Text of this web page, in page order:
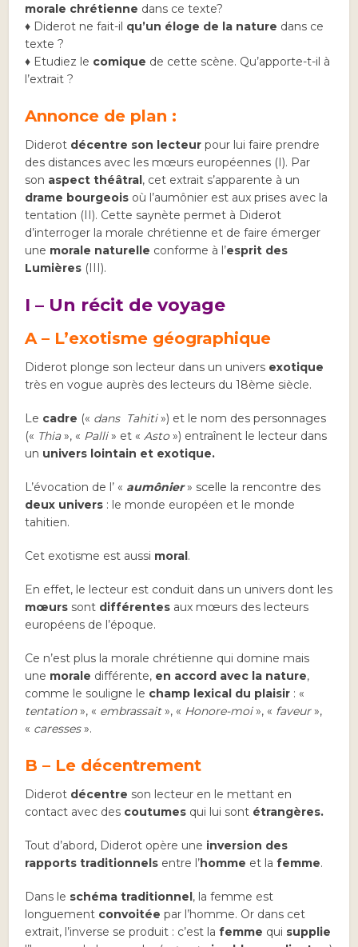
morale chrétienne dans ce texte?
♦ Diderot ne fait-il qu’un éloge de la nature dans ce
texte ?
♦ Etudiez le comique de cette scène. Qu’apporte-t-il à
l’extrait ?
Annonce de plan :
Diderot décentre son lecteur pour lui faire prendre
des distances avec les mœurs européennes (I). Par
son aspect théâtral, cet extrait s’apparente à un
drame bourgeois où l’aumônier est aux prises avec la
tentation (II). Cette saynète permet à Diderot
d’interroger la morale chrétienne et de faire émerger
une morale naturelle conforme à l’esprit des
Lumières (III).
I – Un récit de voyage
A – L’exotisme géographique
Diderot plonge son lecteur dans un univers exotique
très en vogue auprès des lecteurs du 18ème siècle.
Le cadre (« dans Tahiti») et le nom des personnages
(« Thia», « Palli» et «Asto») entraînent le lecteur dans
un univers lointain et exotique.
L’évocation de l’ « aumônier » scelle la rencontre des
deux univers : le monde européen et le monde
tahitien.
Cet exotisme est aussi moral.
En effet, le lecteur est conduit dans un univers dont les
mœurs sont différentes aux mœurs des lecteurs
européens de l’époque.
Ce n’est plus la morale chrétienne qui domine mais
une morale différente, en accord avec la nature,
comme le souligne le champ lexical du plaisir : «
tentation», « embrassait», « Honore-moi», « faveur»,
« caresses».
B – Le décentrement
Diderot décentre son lecteur en le mettant en
contact avec des coutumes qui lui sont étrangères.
Tout d’abord, Diderot opère une inversion des
rapports traditionnels entre l’homme et lafemme.
Dans le schéma traditionnel, la femme est
longuement convoitée par l’homme. Or dans cet
extrait, l’inverse se produit : c’est lafemme qui supplie